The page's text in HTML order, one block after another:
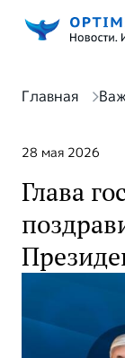
Главная
28 мая 2026
Глава